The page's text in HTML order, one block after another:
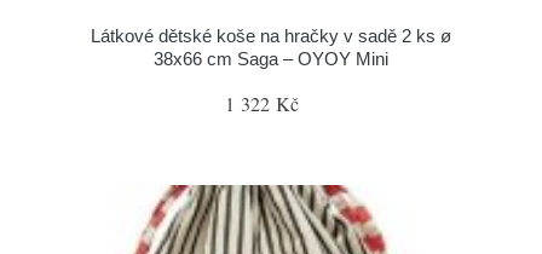
Látkové dětské koše na hračky v sadě 2 ks ø
38x66 cm Saga – OYOY Mini
1 322 Kč